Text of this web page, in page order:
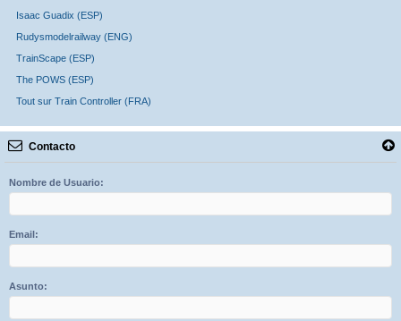
Isaac Guadix (ESP)
Rudysmodelrailway (ENG)
TrainScape (ESP)
The POWS (ESP)
Tout sur Train Controller (FRA)
Contacto
Nombre de Usuario:
Email:
Asunto: